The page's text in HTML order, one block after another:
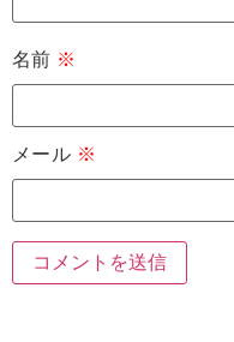
名前 ※
メール ※